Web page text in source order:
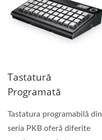
Tastatură
Programată
Tastatura programabilă din
seria PKB oferă diferite